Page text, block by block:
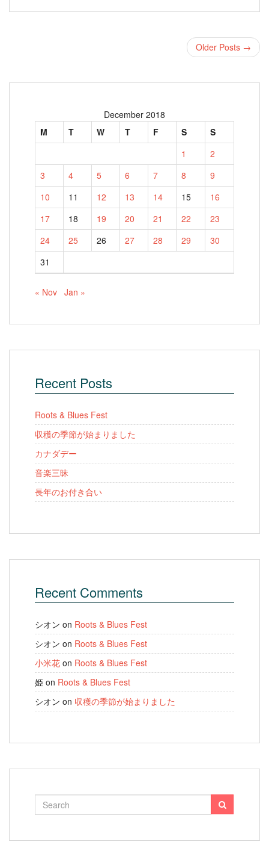
Older Posts →
December 2018
M
T W T F S
S
1
2
3
4 5 6 7 8
9
10
11 12 13 14 15
16
17
18 19 20 21 22
23
24
25 26 27 28 29
30
31
« Nov Jan »
Recent Posts
Roots & Blues Fest
収穫の季節が始まりました
カナダデー
音楽三昧
長年のお付き合い
Recent Comments
シオン on Roots & Blues Fest
シオン on Roots & Blues Fest
小米花 on Roots & Blues Fest
姫 on Roots & Blues Fest
シオン on 収穫の季節が始まりました